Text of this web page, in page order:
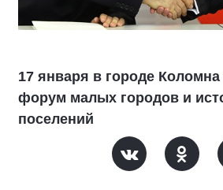
17 января в городе Коломна
форум малых городов и
поселений